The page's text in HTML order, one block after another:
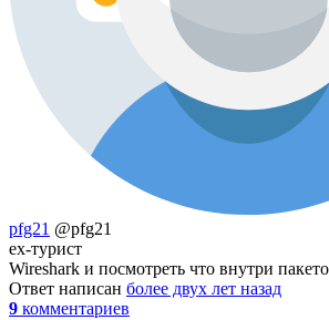
pfg21 @pfg21
ex-турист
Wireshark и посмотреть что внутри
Ответ написан более двух лет назад
9 комментариев